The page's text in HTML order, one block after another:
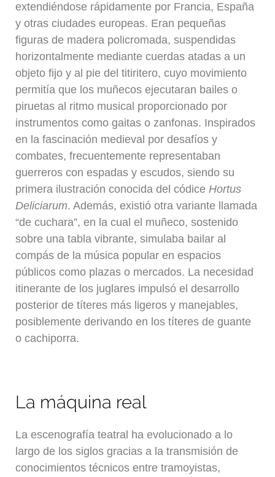
extendiéndose rápidamente por Francia, España
y otras ciudades europeas. Eran pequeñas
figuras de madera policromada, suspendidas
horizontalmente mediante cuerdas atadas a un
objeto fijo y al pie del titiritero, cuyo movimiento
permitía que los muñecos ejecutaran bailes o
piruetas al ritmo musical proporcionado por
instrumentos como gaitas o zanfonas. Inspirados
en la fascinación medieval por desafíos y
combates, frecuentemente representaban
guerreros con espadas y escudos, siendo su
primera ilustración conocida del códiceHortus
Deliciarum. Además, existió otra variante llamada
“de cuchara”, en la cual el muñeco, sostenido
sobre una tabla vibrante, simulaba bailar al
compás de la música popular en espacios
públicos como plazas o mercados. La necesidad
itinerante de los juglares impulsó el desarrollo
posterior de títeres más ligeros y manejables,
posiblemente derivando en los títeres de guante
o cachiporra.
La máquina real
La escenografía teatral ha evolucionado a lo
largo de los siglos gracias a la transmisión de
conocimientos técnicos entre tramoyistas,